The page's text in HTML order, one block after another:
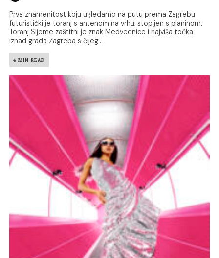
Prva znamenitost koju ugledamo na putu prema Zagrebu
futuristički je toranj s antenom na vrhu, stopljen s planinom.
Toranj Sljeme zaštitni je znak Medvednice i najviša točka
iznad grada Zagreba s čijeg...
4 MIN READ